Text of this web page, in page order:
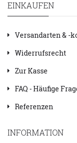
EINKAUFEN
Versandarten & -
Widerrufsrecht
Zur Kasse
FAQ - Häufige
Referenzen
INFORMATION